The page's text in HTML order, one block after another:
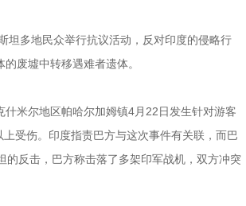
坦多地民众举行抗议活动，反对印度的侵略行
废墟中转移遇难者遗体。
米尔地区帕哈尔加姆镇4月22日发生针对游客
受伤。印度指责巴方与这次事件有关联，而巴
反击，巴方称击落了多架印军战机，双方冲突